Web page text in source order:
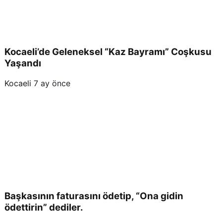
Kocaeli’de Geleneksel “Kaz Bayramı” Coşkusu
Yaşandı
Kocaeli 7 ay önce
Başkasının faturasını ödetip, “Ona gidin
ödettirin” dediler.